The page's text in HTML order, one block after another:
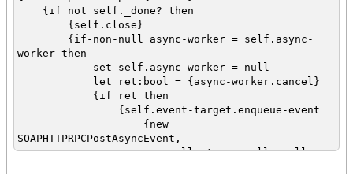
{if not self._done? then
{self.close}
{if-non-null async-worker = self.async-
worker then
set self.async-worker = null
let ret:bool = {async-worker.cancel}
{if ret then
{self.event-target.enqueue-event
{new
SOAPHTTPRPCPostAsyncEvent,
null, true, null, null,